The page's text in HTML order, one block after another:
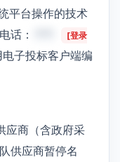
平台操作的技术
话：
[登录
子投标客户端编
应商（含政府采
供应商暂停名